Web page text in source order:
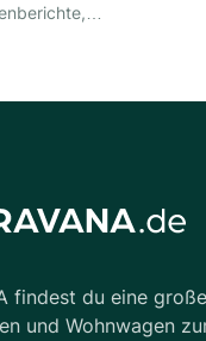
Kaufinteressenten
findest du eine
und Wohnwagen